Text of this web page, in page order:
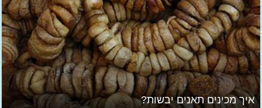
איך מכינים תאנים יבשות?